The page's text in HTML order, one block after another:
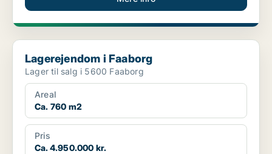
Lagerejendom i Faaborg
Lagerejendom i Faaborg
Lager til salg i 5600 Faaborg
Areal
Ca. 760 m2
Pris
Ca. 4.950.000 kr.